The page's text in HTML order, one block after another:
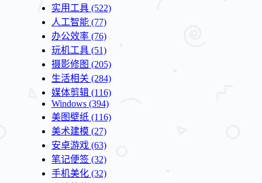
实用工具 (522)
人工智能 (77)
办公效率 (76)
玩机工具 (51)
摄影修图 (205)
生活相关 (284)
媒体剪辑 (116)
Windows (394)
美图壁纸 (116)
美术建模 (27)
安卓游戏 (63)
笔记便签 (32)
手机美化 (32)